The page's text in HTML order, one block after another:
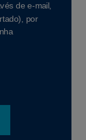
de e-mail,
por